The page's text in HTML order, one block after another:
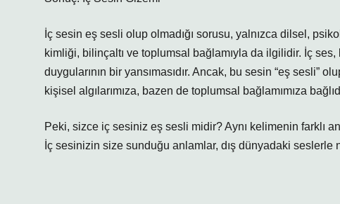
İç sesin eş sesli olup olmadığı sorusu, yalnızca dilsel,
kimliği, bilinçaltı ve toplumsal bağlamıyla da ilgilidir. İç
duygularının bir yansımasıdır. Ancak, bu sesin “eş sesli”
kişisel algılarımıza, bazen de toplumsal bağlamımıza
Peki, sizce iç sesiniz eş sesli midir? Aynı kelimenin farklı
İç sesinizin size sunduğu anlamlar, dış dünyadaki seslerle